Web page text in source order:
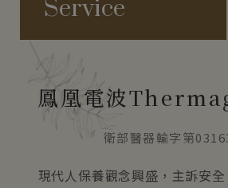
Service
鳳凰電波
衛部醫器輸字第
現代人保養觀念興盛，主訴安